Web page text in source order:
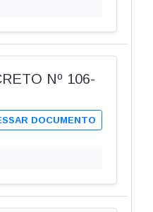
Nº 106-
DOCUMENTO